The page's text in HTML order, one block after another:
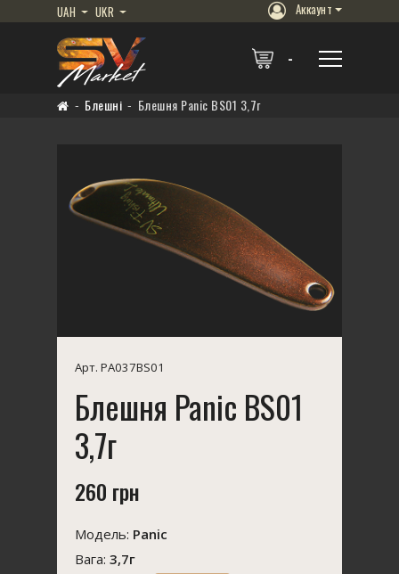
UAH UKR Аккаунт
Блешні Блешня Panic BS01 3,7г
Арт. PA037BS01
Блешня Panic BS01
3,7г
260 грн
Модель: Panic
Вага: 3,7г